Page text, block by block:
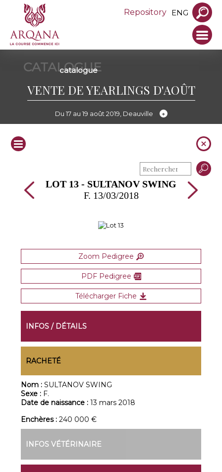
Repository ENG
CATALOGUE
catalogue
VENTE DE YEARLINGS D'AOÛT
Du 17 au 19 août 2019, Deauville
LOT 13 - SULTANOV SWING
F. 13/03/2018
Zoom Pedigree
PDF Pedigree
Télécharger Fiche
INFOS / DÉTAILS
RACHETÉ
Nom :SULTANOV SWING
Sexe : F.
Date de naissance :13 mars 2018
Enchères :240 000 €
INFOS VÉTÉRINAIRE